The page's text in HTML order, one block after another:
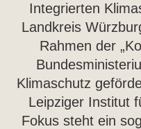
Integrierten
Landkreis
Rahmen der
Klimaschutz
Leipziger Institut
Fokus steht ein